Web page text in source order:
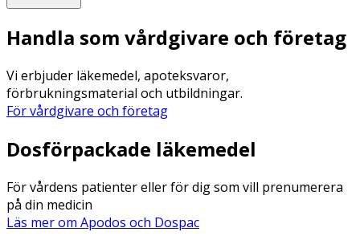
Handla som vårdgivare och företag
Vi erbjuder läkemedel, apoteksvaror,
förbrukningsmaterial och utbildningar.
För vårdgivare och företag
Dosförpackade läkemedel
För vårdens patienter eller för dig som vill prenumerera
på din medicin
Läs mer om Apodos och Dospac